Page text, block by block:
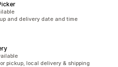
and delivery date and time
pickup, local delivery & shipping